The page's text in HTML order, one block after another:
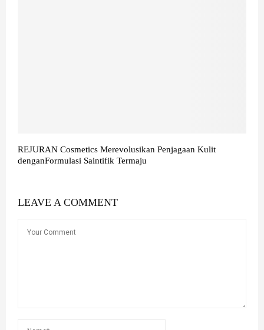
REJURAN Cosmetics Merevolusikan Penjagaan Kulit
denganFormulasi Saintifik Termaju
LEAVE A COMMENT